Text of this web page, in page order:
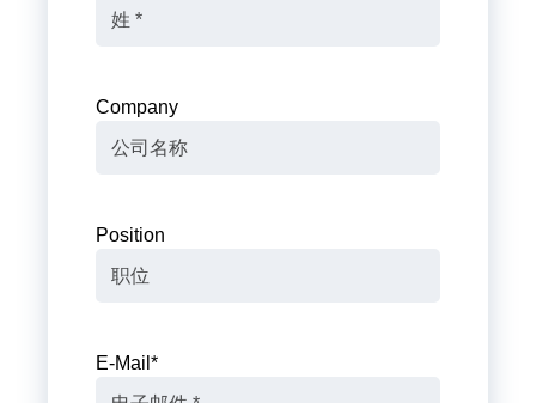
Company
Position
E-Mail *